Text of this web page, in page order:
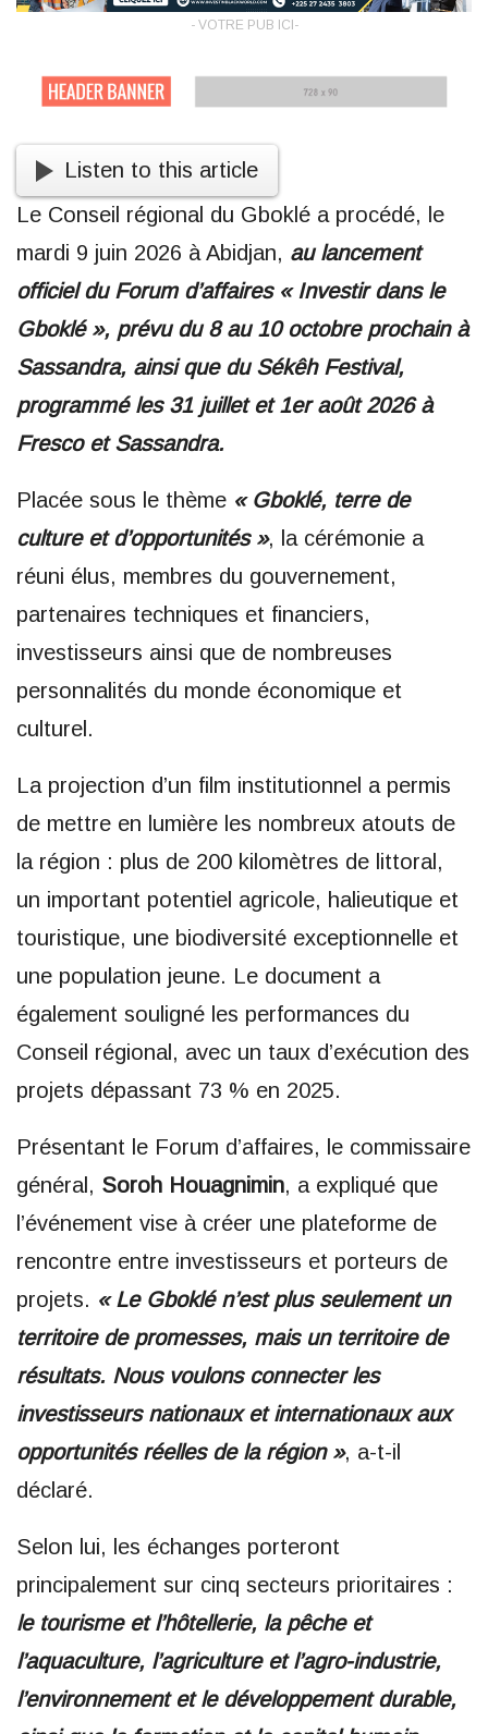
- VOTRE PUB ICI-
Listen to this article
Le Conseil régional du Gboklé a procédé, le
mardi 9 juin 2026 à Abidjan, au lancement
officiel du Forum d’affaires « Investir dans le
Gboklé », prévu du 8 au 10 octobre prochain à
Sassandra, ainsi que du Sékêh Festival,
programmé les 31 juillet et 1er août 2026 à
Fresco et Sassandra.
Placée sous le thème « Gboklé, terre de
culture et d’opportunités », la cérémonie a
réuni élus, membres du gouvernement,
partenaires techniques et financiers,
investisseurs ainsi que de nombreuses
personnalités du monde économique et
culturel.
La projection d’un film institutionnel a permis
de mettre en lumière les nombreux atouts de
la région : plus de 200 kilomètres de littoral,
un important potentiel agricole, halieutique et
touristique, une biodiversité exceptionnelle et
une population jeune. Le document a
également souligné les performances du
Conseil régional, avec un taux d’exécution des
projets dépassant 73 % en 2025.
Présentant le Forum d’affaires, le commissaire
général, Soroh Houagnimin, a expliqué que
l’événement vise à créer une plateforme de
rencontre entre investisseurs et porteurs de
projets. « Le Gboklé n’est plus seulement un
territoire de promesses, mais un territoire de
résultats. Nous voulons connecter les
investisseurs nationaux et internationaux aux
opportunités réelles de la région », a-t-il
déclaré.
Selon lui, les échanges porteront
principalement sur cinq secteurs prioritaires :
le tourisme et l’hôtellerie, la pêche et
l’aquaculture, l’agriculture et l’agro-industrie,
l’environnement et le développement durable,